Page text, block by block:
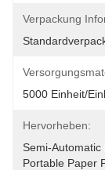
Verpackung
5000 Einheit/
Hervorheben:
Semi-Automatic
Portable Paper